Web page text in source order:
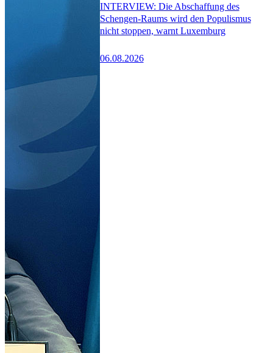
INTERVIEW: Die Abschaffung des
Schengen-Raums wird den Populismus
nicht stoppen, warnt Luxemburg
06.08.2026